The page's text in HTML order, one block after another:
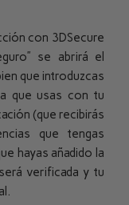
con 3DSecure
se abrirá el
que introduzcas
que usas con tu
(que recibirás
que tengas
hayas añadido la
verificada y tu